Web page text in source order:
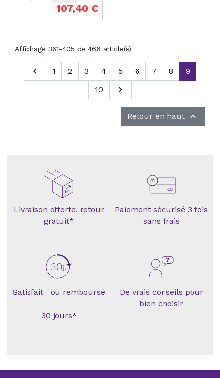
Prix de base107,40 €
Affichage 361-405 de 466 article(s)
Précédent
 1 2 3 4 5 6 7 8
9
10
Suivant

Retour en haut 
Livraison offerte, retour
gratuit*
Paiement sécurisé 3 fois
sans frais
Satisfait ou remboursé
30 jours*
De vrais conseils pour
bien choisir